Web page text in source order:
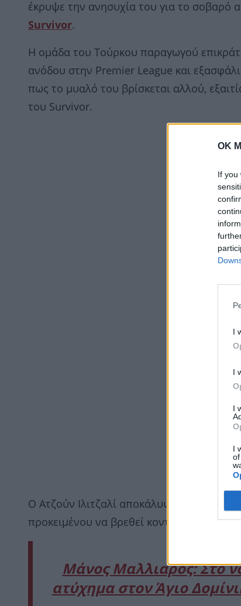
OK
If you
I
I
I
I
έκρυψε την ανησυχία του για το σοβαρό
Survivor.
Η ομάδα του Τούρκου παραγωγού
ανόδου στην Premier League και
πως το μυαλό του βρίσκεται αλλού,
του Survivor.
Ο Ατζούν Ιλιτζαλί αποκάλυψε μάλιστα ότι
προκειμένου να βρεθεί κοντά στους
Μάνος Μαλλιαρός: Στο
ατύχημα στον Άγιο